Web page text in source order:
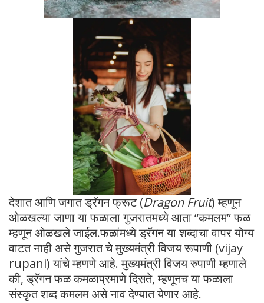
देशात आणि जगात ड्रॅगन फ्रूट (Dragon Fruit) म्हणून
ओळखल्या जाणा या फळाला गुजरातमध्ये आता “कमलम” फळ
म्हणून ओळखले जाईल.फळांमध्ये ड्रॅगन या शब्दाचा वापर योग्य
वाटत नाही असे गुजरात चे मुख्यमंत्री विजय रूपाणी (vijay
rupani) यांचे म्हणणे आहे. मुख्यमंत्री विजय रुपाणी म्हणाले
की, ड्रॅगन फळ कमळाप्रमाणे दिसते, म्हणूनच या फळाला
संस्कृत शब्द कमलम असे नाव देण्यात येणार आहे.